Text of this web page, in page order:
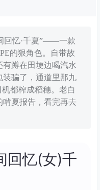
回忆·千夏”——一款
的狠角色。自带故
蹲在田埂边喝汽水
装骗了，通道里那九
都榨成稻穗。老白
啃夏报告，看完再去
回忆(女)千